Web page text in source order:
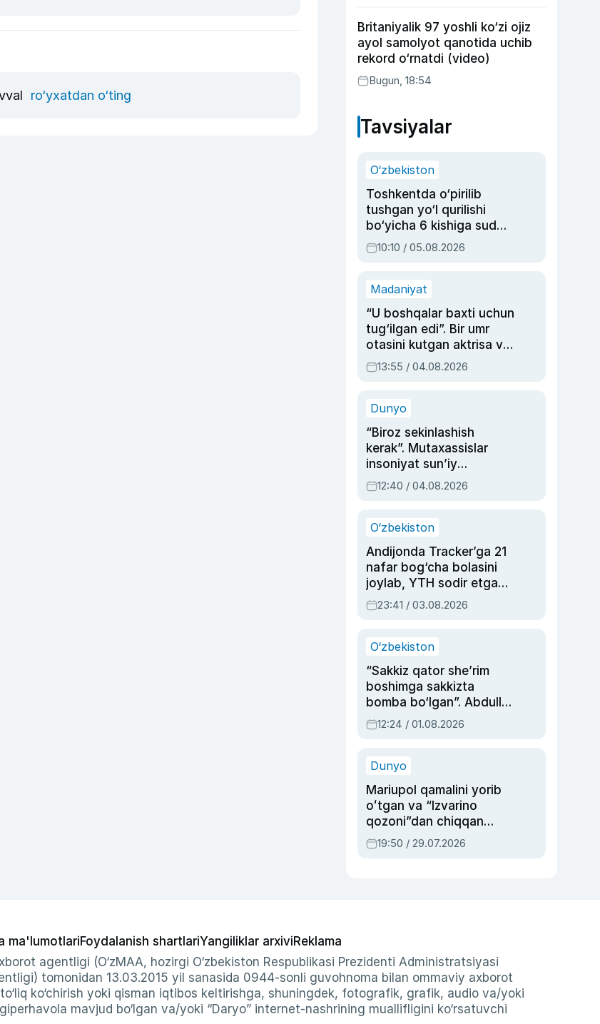
ro‘yxatdan o‘ting
Britaniyalik 97 yoshli ko‘zi ojiz
ayol samolyot qanotida uchib
rekord o‘rnatdi (video)
Bugun, 18:54
Tavsiyalar
O‘zbekiston
Toshkentda o‘pirilib
tushgan yo‘l qurilishi
bo‘yicha 6 kishiga sud
hukmi o‘qildi
10:10 / 05.08.2026
Madaniyat
“U boshqalar baxti uchun
tug‘ilgan edi”. Bir umr
otasini kutgan aktrisa va
dublyaj ustasi Rimma
Ahmedovaning
13:55 / 04.08.2026
Dunyo
“Biroz sekinlashish
kerak”. Mutaxassislar
insoniyat sun’iy
intellektni boshqara
olmay qolishidan xavotir
12:40 / 04.08.2026
O‘zbekiston
Andijonda Tracker’ga 21
nafar bog‘cha bolasini
joylab, YTH sodir etgan
ayolga sud hukmi o‘qildi
23:41 / 03.08.2026
O‘zbekiston
“Sakkiz qator she’rim
boshimga sakkizta
bomba bo‘lgan”. Abdulla
Oripovni siyosiy
ayblovlardan asrab
12:24 / 01.08.2026
Dunyo
Mariupol qamalini yorib
oʻtgan va “Izvarino
qozoni”dan chiqqan
qahramon — Ukraina
armiyasi bosh
19:50 / 29.07.2026
ma'lumotlariFoydalanish shartlariYangiliklar arxiviReklama
agentligi (O‘zMAA, hozirgi O‘zbekiston Respublikasi Prezidenti Administratsiyasi
tomonidan 13.03.2015 yil sanasida 0944-sonli guvohnoma bilan ommaviy axborot
ko‘chirish yoki qisman iqtibos keltirishga, shuningdek, fotografik, grafik, audio va/yoki
mavjud bo‘lgan va/yoki “Daryo” internet-nashrining muallifligini ko‘rsatuvchi